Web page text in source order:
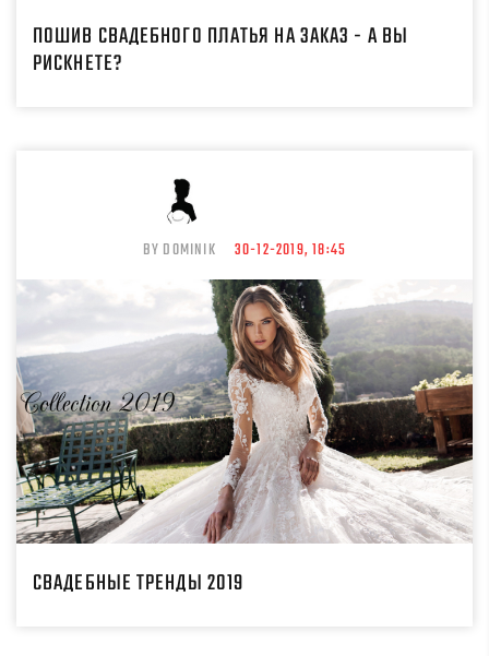
ПОШИВ СВАДЕБНОГО ПЛАТЬЯ НА ЗАКАЗ - А ВЫ
РИСКНЕТЕ?
BY DOMINIK 30-12-2019, 18:45
СВАДЕБНЫЕ ТРЕНДЫ 2019